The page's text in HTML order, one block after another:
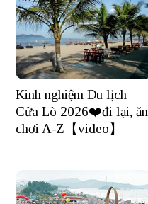
Kinh nghiệm Du lịch
Cửa Lò 2026❤️đi lại, ăn
chơi A-Z【video】